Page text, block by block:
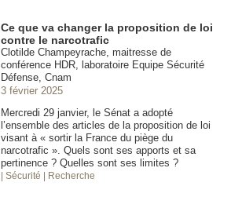
Ce que va changer la proposition de loi
contre le narcotrafic
Clotilde Champeyrache, maitresse de
conférence HDR, laboratoire Equipe Sécurité
Défense, Cnam
3 février 2025
Mercredi 29 janvier, le Sénat a adopté
l’ensemble des articles de la proposition de loi
visant à « sortir la France du piège du
narcotrafic ». Quels sont ses apports et sa
pertinence ? Quelles sont ses limites ?
| Sécurité | Recherche